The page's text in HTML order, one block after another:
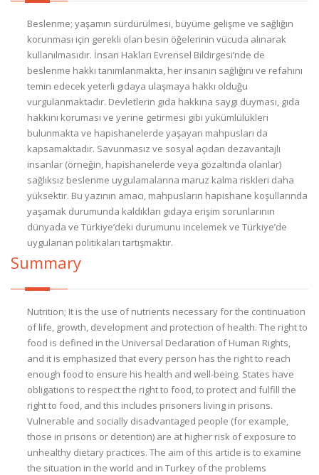
Beslenme; yaşamın sürdürülmesi, büyüme gelişme ve sağlığın
korunması için gerekli olan besin öğelerinin vücuda alınarak
kullanılmasıdır. İnsan Hakları Evrensel Bildirgesi’nde de
beslenme hakkı tanımlanmakta, her insanın sağlığını ve refahını
temin edecek yeterli gıdaya ulaşmaya hakkı olduğu
vurgulanmaktadır. Devletlerin gıda hakkına saygı duyması, gıda
hakkını koruması ve yerine getirmesi gibi yükümlülükleri
bulunmakta ve hapishanelerde yaşayan mahpusları da
kapsamaktadır. Savunmasız ve sosyal açıdan dezavantajlı
insanlar (örneğin, hapishanelerde veya gözaltında olanlar)
sağlıksız beslenme uygulamalarına maruz kalma riskleri daha
yüksektir. Bu yazının amacı, mahpusların hapishane koşullarında
yaşamak durumunda kaldıkları gıdaya erişim sorunlarının
dünyada ve Türkiye’deki durumunu incelemek ve Türkiye’de
uygulanan politikaları tartışmaktır.
Summary
Nutrition; It is the use of nutrients necessary for the continuation
of life, growth, development and protection of health. The right to
food is defined in the Universal Declaration of Human Rights,
and it is emphasized that every person has the right to reach
enough food to ensure his health and well-being. States have
obligations to respect the right to food, to protect and fulfill the
right to food, and this includes prisoners living in prisons.
Vulnerable and socially disadvantaged people (for example,
those in prisons or detention) are at higher risk of exposure to
unhealthy dietary practices. The aim of this article is to examine
the situation in the world and in Turkey of the problems